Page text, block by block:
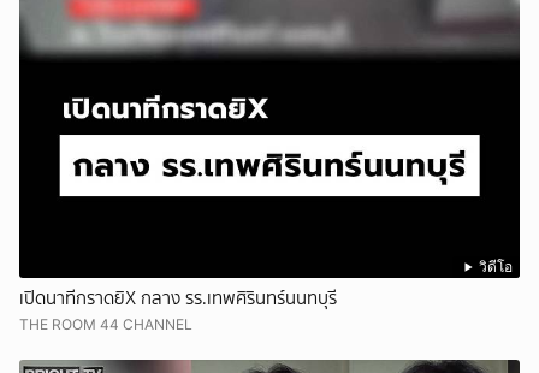
วิดีโอ
เปิดนาทีกราดยิX กลาง รร.เทพศิรินทร์นนทบุรี
THE ROOM 44 CHANNEL